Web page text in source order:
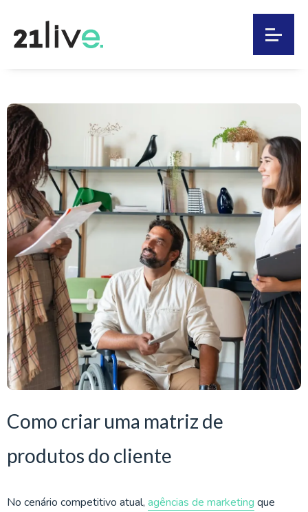
Como criar uma matriz de
produtos do cliente
No cenário competitivo atual, agências de marketing que